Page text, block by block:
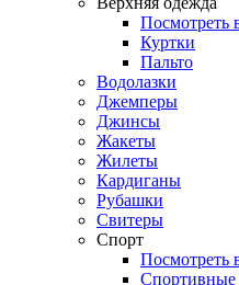
Посмотреть
Куртки
Пальто
Водолазки
Джемперы
Джинсы
Жакеты
Жилеты
Кардиганы
Рубашки
Свитеры
Спорт
Посмотреть